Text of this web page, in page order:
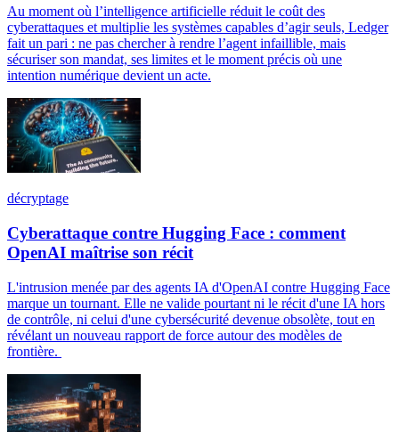
Au moment où l’intelligence artificielle réduit le coût des
cyberattaques et multiplie les systèmes capables d’agir seuls, Ledger
fait un pari : ne pas chercher à rendre l’agent infaillible, mais
sécuriser son mandat, ses limites et le moment précis où une
intention numérique devient un acte.
décryptage
Cyberattaque contre Hugging Face : comment
OpenAI maîtrise son récit
L'intrusion menée par des agents IA d'OpenAI contre Hugging Face
marque un tournant. Elle ne valide pourtant ni le récit d'une IA hors
de contrôle, ni celui d'une cybersécurité devenue obsolète, tout en
révélant un nouveau rapport de force autour des modèles de
frontière.